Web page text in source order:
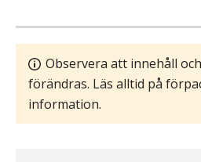
Observera att innehåll
förändras. Läs alltid på
information.